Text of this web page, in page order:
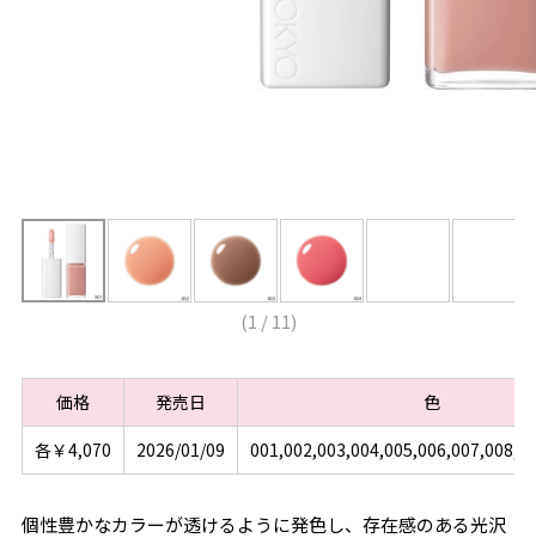
(1 /11)
価格 発売日
色
各￥4,070
2026/01/09
個性豊かなカラーが透けるように発色し、存在感のある光沢